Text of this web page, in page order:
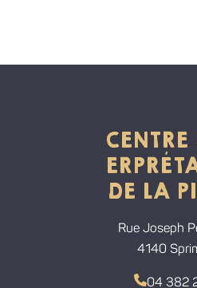
DE LA
Rue Joseph
4140
04 382